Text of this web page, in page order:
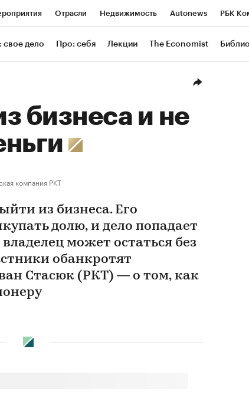
Отрасли Недвижимость Autonews РБК
РБК Life Тренды Визионеры
свое дело Про: себя Лекции The Economist
бизнеса и не
компания РКТ
из бизнеса. Его
долю, и дело попадает
может остаться без
обанкротят
Стасюк (РКТ) — о том, как